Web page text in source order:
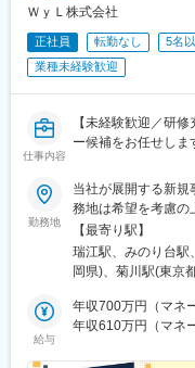
ＷｙＬ株式会社
正社員 転勤なし 5名
業種未経験歓迎
仕事内容
【未経験歓迎／研
ー候補をお任せしま
勤務地
当社が展開する新
務地は希望を考慮の
拠点で勤務可能で
予定東京都江戸川区
駅」徒歩15分◆ウ
駅」徒歩8分▼▼▼以
ジャー候補も募集中
区猿江1-18-9 前田
【最寄り駅】
瑞江駅、みのり台駅
岡県)、菊川駅(東京
給与
年収700万円（マネ
年収610万円（マネ